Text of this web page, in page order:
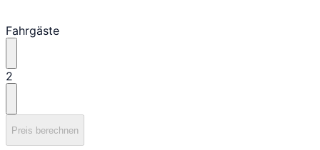
Fahrgäste
2
Preis berechnen